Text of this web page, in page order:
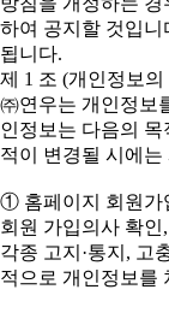
하여 공지할 것입니
됩니다.
제 1 조 (개인정보
㈜연우는 개인정보
인정보는 다음의
적이 변경될 시에
① 홈페이지 회원가
회원 가입의사 확인
각종 고지·통지, 고
적으로 개인정보를